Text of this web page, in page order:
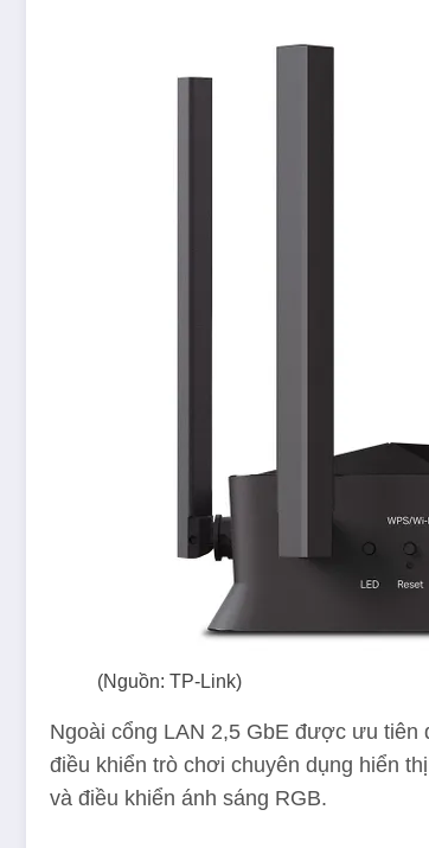
(Nguồn: TP-Link)
Ngoài cổng LAN 2,5 GbE được ưu tiên
điều khiển trò chơi chuyên dụng hiển
và điều khiển ánh sáng RGB.